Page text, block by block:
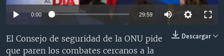
VENEZUELA
NICARAGUA
ECONOMÍA
TECNOLOGÍA
FOTOGRAFÍA
EL MUNDO AL DÍA
0:00 29:59
Descargar
El Consejo de seguridad de la ONU pide
que paren los combates cercanos a la